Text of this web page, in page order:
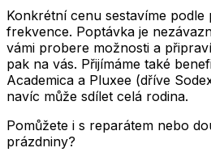
Konkrétní cenu sestavíme
frekvence. Poptávka je
vámi probere možnosti a
pak na vás. Přijímáme také
Academica a Pluxee (dříve
navíc může sdílet celá rodina.
Pomůžete i s reparátem nebo
prázdniny?